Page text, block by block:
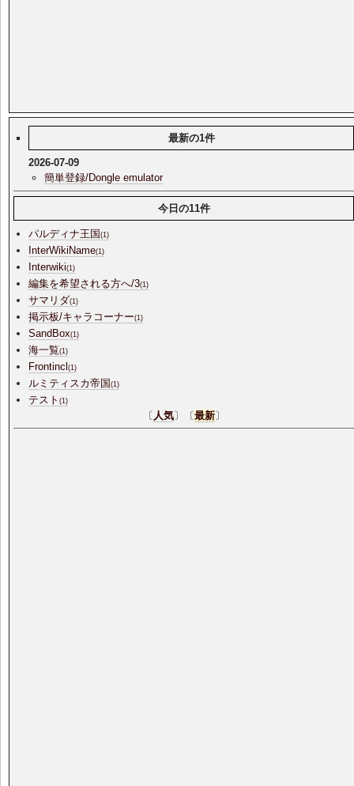
最新の1件
2026-07-09
簡単登録/Dongle emulator
今日の11件
パルディナ王国(1)
InterWikiName(1)
Interwiki(1)
編集を希望される方へ/3(1)
サマリダ(1)
掲示板/キャラコーナー(1)
SandBox(1)
海一覧(1)
Frontincl(1)
ルミティスカ帝国(1)
テスト(1)
〔 人気〕〔最新〕